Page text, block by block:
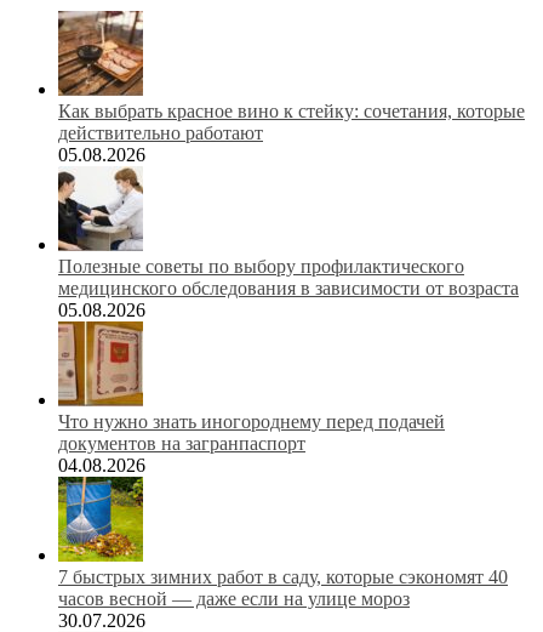
Как выбрать красное вино к стейку: сочетания, которые
действительно работают
05.08.2026
Полезные советы по выбору профилактического
медицинского обследования в зависимости от возраста
05.08.2026
Что нужно знать иногороднему перед подачей
документов на загранпаспорт
04.08.2026
7 быстрых зимних работ в саду, которые сэкономят 40
часов весной — даже если на улице мороз
30.07.2026